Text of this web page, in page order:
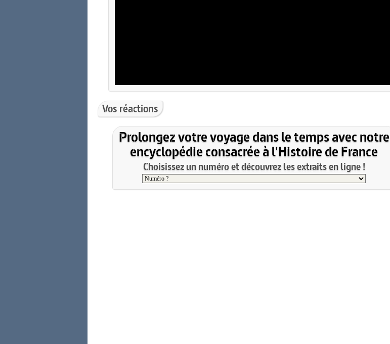
Vos réactions
Prolongez votre voyage dans le temps avec notre
encyclopédie consacrée à l'Histoire de France
Choisissez un numéro et découvrez les extraits en ligne !